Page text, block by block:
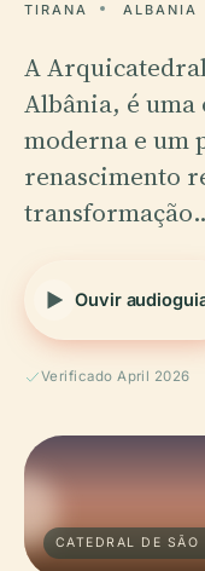
TIRANA ALBANIA
A
Albânia, é
moderna e um
renascimento
Ouvir
Verificado April 2026
CATEDRAL DE SÃO